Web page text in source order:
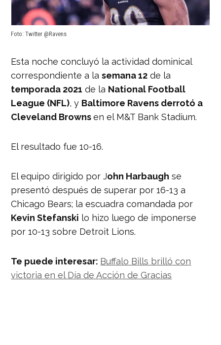
Foto: Twitter @Ravens
Esta noche concluyó la actividad dominical
correspondiente a lasemana 12 de la
temporada 2021 de la National Football
League (NFL), y Baltimore Ravens derrotó a
Cleveland Brownsen el M&T Bank Stadium.
El resultado fue 10-16.
El equipo dirigido por John Harbaugh se
presentó después de superar por 16-13 a
Chicago Bears; la escuadra comandada por
Kevin Stefanski lo hizo luego de imponerse
por 10-13 sobre Detroit Lions.
Te puede interesar: Buffalo Bills brilló con
victoria en el Día de Acción de Gracias